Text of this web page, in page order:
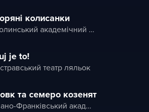
колисанки
Волинський академічний обласний театр ляльок
je to!
театр ляльок
та семеро козенят
Івано-Франківський академічний обласний театр ляльок імені Марійки Підгірянки